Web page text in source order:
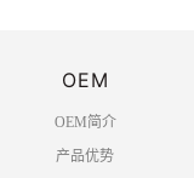
OEM
OEM简介
产品优势